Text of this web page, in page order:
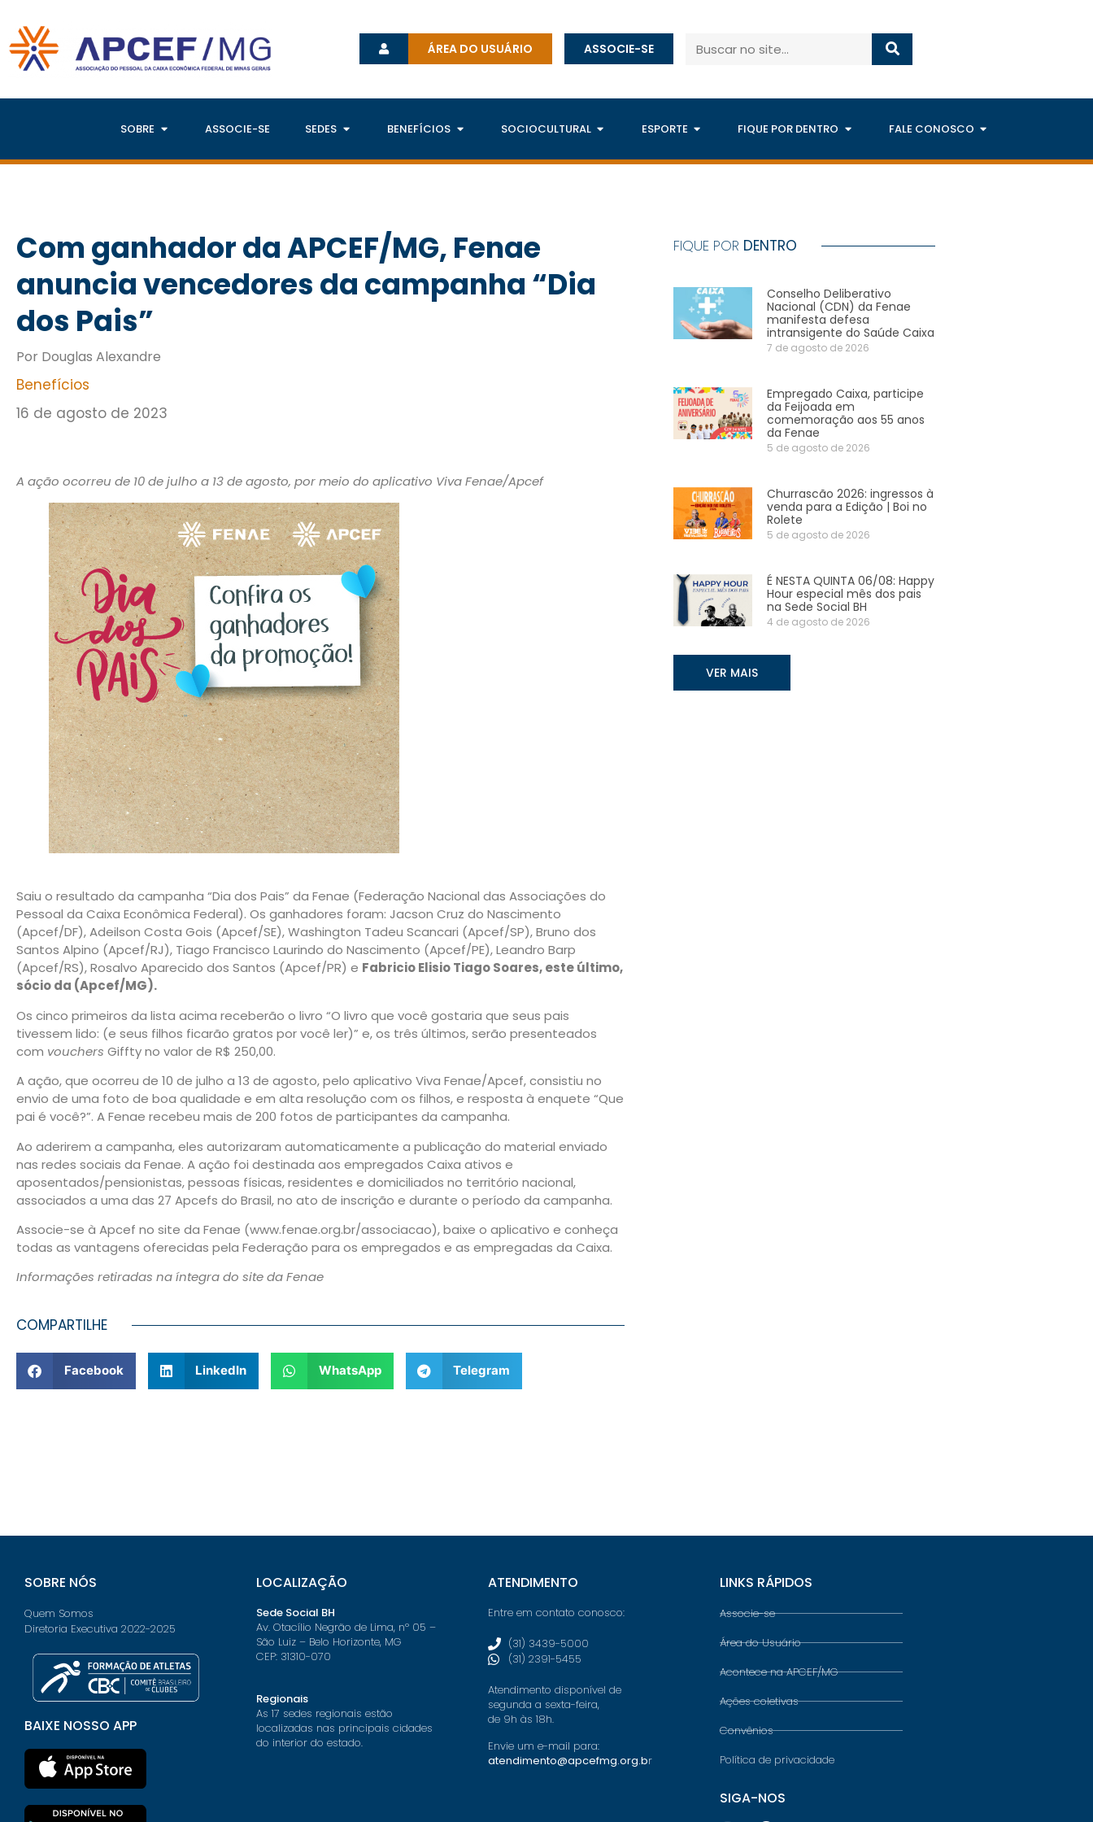
ÁREA DO USUÁRIO ASSOCIE-SE
SOBRE ASSOCIE-SE SEDES BENEFÍCIOS SOCIOCULTURAL ESPORTE FIQUE POR DENTRO FALE CONOSCO
Com ganhador da APCEF/MG, Fenae
anuncia vencedores da campanha “Dia
dos Pais”
Por Douglas Alexandre
Benefícios
16 de agosto de 2023
A ação ocorreu de 10 de julho a 13 de agosto, por meio do aplicativo Viva Fenae/Apcef
Saiu o resultado da campanha “Dia dos Pais” da Fenae (Federação Nacional das Associações do
Pessoal da Caixa Econômica Federal). Os ganhadores foram: Jacson Cruz do Nascimento
(Apcef/DF), Adeilson Costa Gois (Apcef/SE), Washington Tadeu Scancari (Apcef/SP), Bruno dos
Santos Alpino (Apcef/RJ), Tiago Francisco Laurindo do Nascimento (Apcef/PE), Leandro Barp
(Apcef/RS), Rosalvo Aparecido dos Santos (Apcef/PR) e Fabricio Elisio Tiago Soares, este último,
sócio da (Apcef/MG).
Os cinco primeiros da lista acima receberão o livro “O livro que você gostaria que seus pais
tivessem lido: (e seus filhos ficarão gratos por você ler)” e, os três últimos, serão presenteados
com vouchers Giffty no valor de R$ 250,00.
A ação, que ocorreu de 10 de julho a 13 de agosto, pelo aplicativo Viva Fenae/Apcef, consistiu no
envio de uma foto de boa qualidade e em alta resolução com os filhos, e resposta à enquete “Que
pai é você?”. A Fenae recebeu mais de 200 fotos de participantes da campanha.
Ao aderirem a campanha, eles autorizaram automaticamente a publicação do material enviado
nas redes sociais da Fenae. A ação foi destinada aos empregados Caixa ativos e
aposentados/pensionistas, pessoas físicas, residentes e domiciliados no território nacional,
associados a uma das 27 Apcefs do Brasil, no ato de inscrição e durante o período da campanha.
Associe-se à Apcef no site da Fenae (www.fenae.org.br/associacao), baixe o aplicativo e conheça
todas as vantagens oferecidas pela Federação para os empregados e as empregadas da Caixa.
Informações retiradas na íntegra do site da Fenae
COMPARTILHE
Facebook LinkedIn WhatsApp Telegram
FIQUE POR DENTRO
Conselho Deliberativo
Nacional (CDN) da Fenae
manifesta defesa
intransigente do Saúde Caixa
7 de agosto de 2026
Empregado Caixa, participe
da Feijoada em
comemoração aos 55 anos
da Fenae
5 de agosto de 2026
Churrascão 2026: ingressos à
venda para a Edição | Boi no
Rolete
5 de agosto de 2026
É NESTA QUINTA 06/08: Happy
Hour especial mês dos pais
na Sede Social BH
4 de agosto de 2026
VER MAIS
SOBRE NÓS
Quem Somos
Diretoria Executiva 2022-2025
BAIXE NOSSO APP
LOCALIZAÇÃO
Sede Social BH
Av. Otacílio Negrão de Lima, nº 05 –
São Luiz – Belo Horizonte, MG
CEP: 31310-070
Regionais
As 17 sedes regionais estão
localizadas nas principais cidades
do interior do estado.
ATENDIMENTO
Entre em contato conosco:
(31) 3439-5000
(31) 2391-5455
Atendimento disponível de
segunda a sexta-feira,
de 9h às 18h.
Envie um e-mail para:
atendimento@apcefmg.org.br
LINKS RÁPIDOS
Associe-se
Área do Usuário
Acontece na APCEF/MG
Ações coletivas
Convênios
Política de privacidade
SIGA-NOS